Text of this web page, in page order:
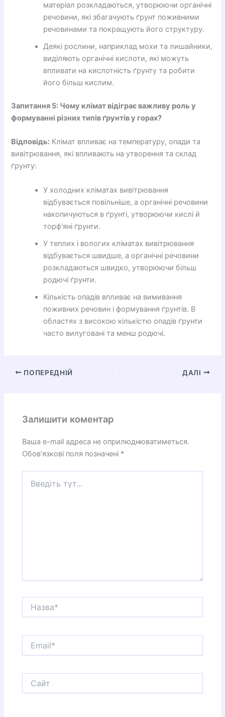
матеріал розкладаються, утворюючи органічні
речовини, які збагачують ґрунт поживними
речовинами та покращують його структуру.
Деякі рослини, наприклад мохи та лишайники,
виділяють органічні кислоти, які можуть
впливати на кислотність ґрунту та робити
його більш кислим.
Запитання 5: Чому клімат відіграє важливу роль у
формуванні різних типів ґрунтів у горах?
Відповідь: Клімат впливає на температуру, опади та
вивітрювання, які впливають на утворення та склад
ґрунту:
У холодних кліматах вивітрювання
відбувається повільніше, а органічні речовини
накопичуються в ґрунті, утворюючи кислі й
торф'яні ґрунти.
У теплих і вологих кліматах вивітрювання
відбувається швидше, а органічні речовини
розкладаються швидко, утворюючи більш
родючі ґрунти.
Кількість опадів впливає на вимивання
поживних речовин і формування ґрунтів. В
областях з високою кількістю опадів ґрунти
часто вилуговані та менш родючі.
ПОПЕРЕДНІЙ ДАЛІ
Залишити коментар
Ваша e-mail адреса не оприлюднюватиметься.
Обов’язкові поля позначені *
тут...